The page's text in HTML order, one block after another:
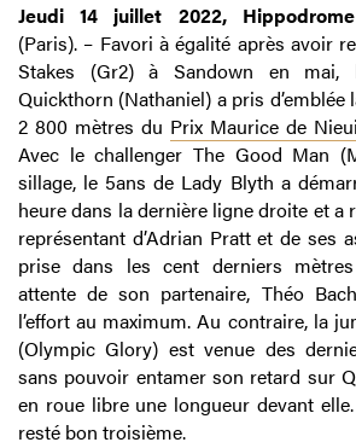
Jeudi 14 juillet 2022,
(Paris). – Favori à égalité après avoir
Stakes (Gr2) à Sandown en mai,
Quickthorn (Nathaniel) a pris d’emblée
2 800 mètres du Prix Maurice de
Avec le challenger The Good Man
sillage, le 5ans de Lady Blyth a
heure dans la dernière ligne droite et a
représentant d’Adrian Pratt et de ses
prise dans les cent derniers
attente de son partenaire, Théo
l’effort au maximum. Au contraire, la
(Olympic Glory) est venue des
sans pouvoir entamer son retard sur
en roue libre une longueur devant
resté bon troisième.